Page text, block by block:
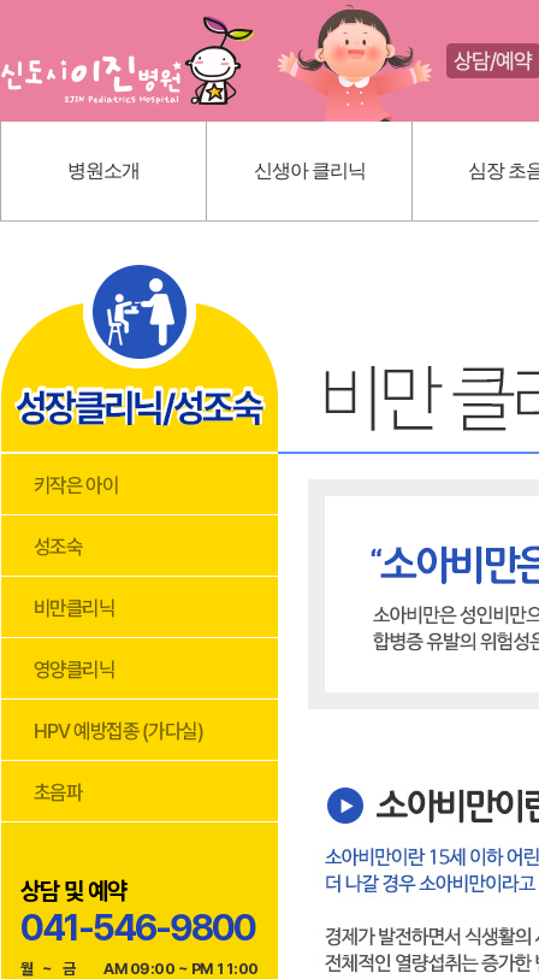
병원소개 신생아 클리닉 심장 초
인사말
의료진 소개
진료 안내
내부 시설
신생아 황달
딤플초음파
상담 및 예약
041-546-9800
월 ~ 금
AM 09:00 ~ PM 11:00